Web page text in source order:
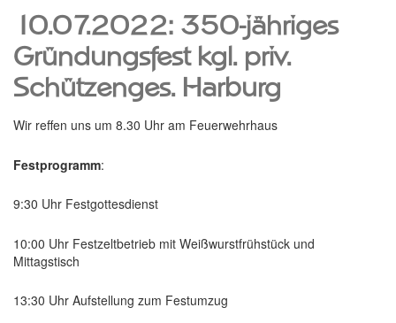
10.07.2022: 350-jähriges
Gründungsfest kgl. priv.
Schützenges. Harburg
Wir reffen uns um 8.30 Uhr am Feuerwehrhaus
Festprogramm:
9:30 Uhr Festgottesdienst
10:00 Uhr Festzeltbetrieb mit Weißwurstfrühstück und
Mittagstisch
13:30 Uhr Aufstellung zum Festumzug